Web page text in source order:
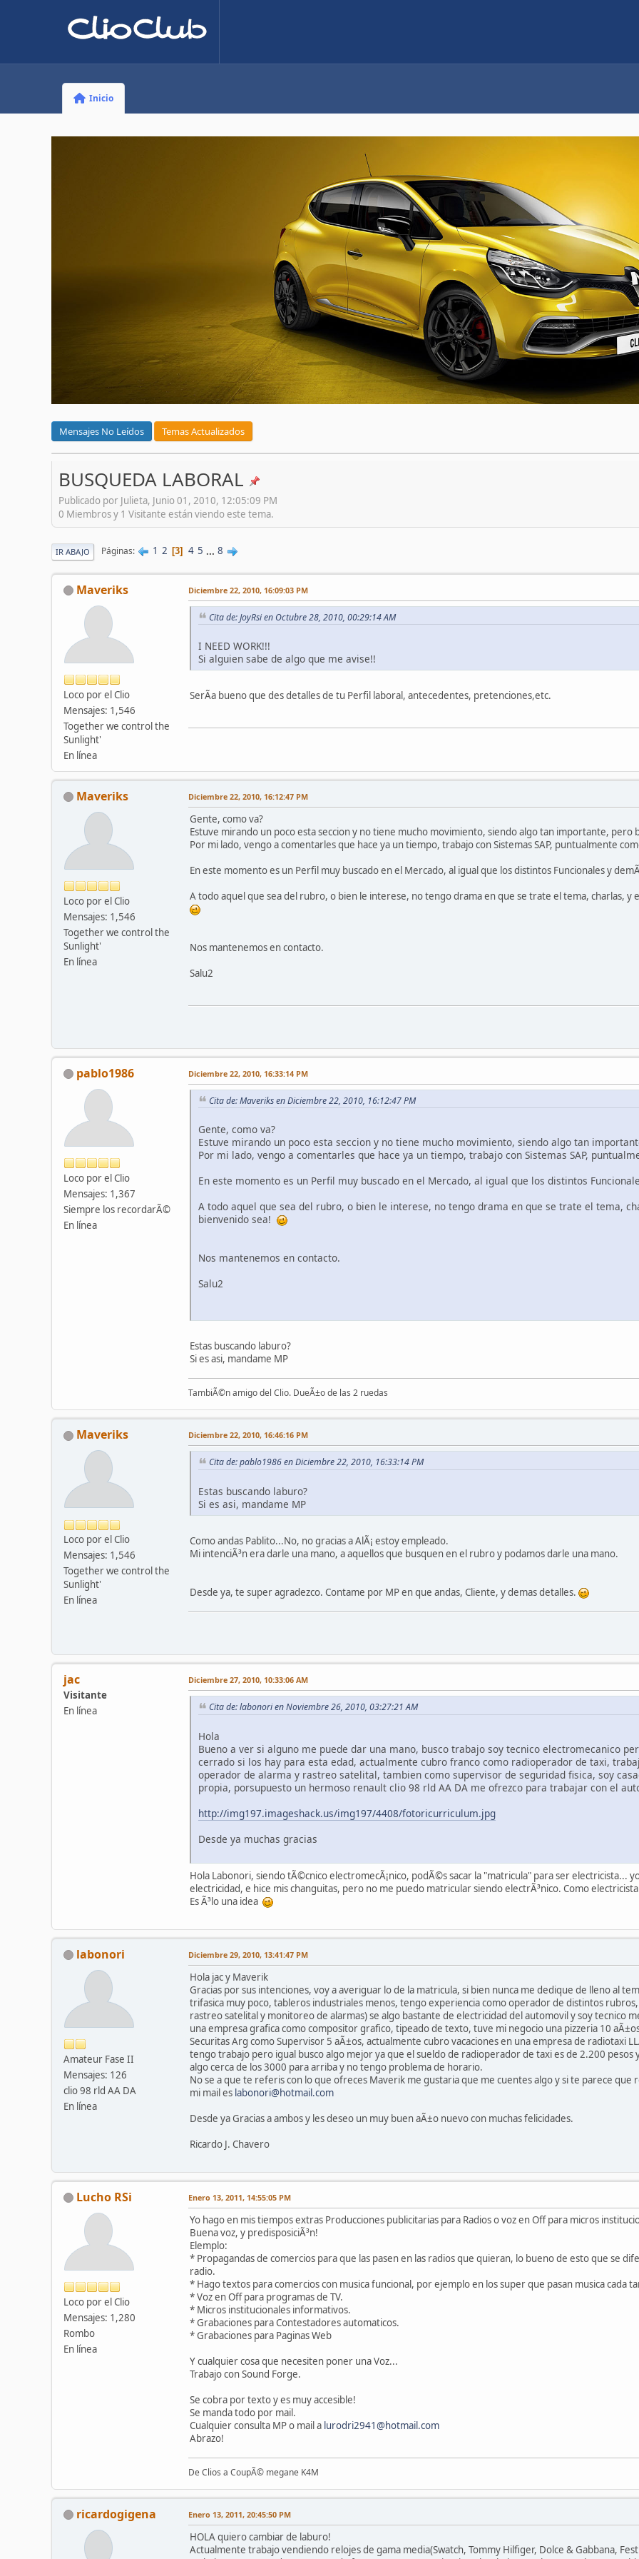
Inicio
Mensajes No Leídos Temas Actualizados
BUSQUEDA LABORAL
Publicado por Julieta, Junio 01, 2010, 12:05:09 PM
0 Miembros y 1 Visitante están viendo este tema.
IR ABAJO Páginas 1 2 3 4 5 ... 8
Maveriks
Loco por el Clio
Mensajes: 1,546
Together we control the
Sunlight'
En línea
Diciembre 22, 2010, 16:09:03 PM
Cita de: JoyRsi en Octubre 28, 2010, 00:29:14 AM
I NEED WORK!!!
Si alguien sabe de algo que me avise!!
SerÃ­a bueno que des detalles de tu Perfil laboral, antecedentes, pretenciones,etc.
Maveriks
Loco por el Clio
Mensajes: 1,546
Together we control the
Sunlight'
En línea
Diciembre 22, 2010, 16:12:47 PM
Gente, como va?
Estuve mirando un poco esta seccion y no tiene mucho movimiento, siendo algo tan importante, pero
Por mi lado, vengo a comentarles que hace ya un tiempo, trabajo con Sistemas SAP, puntualmente
En este momento es un Perfil muy buscado en el Mercado, al igual que los distintos Funcionales y
A todo aquel que sea del rubro, o bien le interese, no tengo drama en que se trate el tema, charlas,
Nos mantenemos en contacto.
Salu2
pablo1986
Loco por el Clio
Mensajes: 1,367
Siempre los recordarÃ©
En línea
Diciembre 22, 2010, 16:33:14 PM
Cita de: Maveriks en Diciembre 22, 2010, 16:12:47 PM
Gente, como va?
Estuve mirando un poco esta seccion y no tiene mucho movimiento, siendo algo tan
Por mi lado, vengo a comentarles que hace ya un tiempo, trabajo con Sistemas SAP,
En este momento es un Perfil muy buscado en el Mercado, al igual que los distintos
A todo aquel que sea del rubro, o bien le interese, no tengo drama en que se trate el tema,
bienvenido sea!
Nos mantenemos en contacto.
Salu2
Estas buscando laburo?
Si es asi, mandame MP
TambiÃ©n amigo del Clio. DueÃ±o de las 2 ruedas
Maveriks
Loco por el Clio
Mensajes: 1,546
Together we control the
Sunlight'
En línea
Diciembre 22, 2010, 16:46:16 PM
Cita de: pablo1986 en Diciembre 22, 2010, 16:33:14 PM
Estas buscando laburo?
Si es asi, mandame MP
Como andas Pablito...No, no gracias a AlÃ¡ estoy empleado.
Mi intenciÃ³n era darle una mano, a aquellos que busquen en el rubro y podamos darle una mano.
Desde ya, te super agradezco. Contame por MP en que andas, Cliente, y demas detalles.
jac
Visitante
En línea
Diciembre 27, 2010, 10:33:06 AM
Cita de: labonori en Noviembre 26, 2010, 03:27:21 AM
Hola
Bueno a ver si alguno me puede dar una mano, busco trabajo soy tecnico electromecanico
cerrado si los hay para esta edad, actualmente cubro franco como radioperador de taxi,
operador de alarma y rastreo satelital, tambien como supervisor de seguridad fisica, soy
propia, porsupuesto un hermoso renault clio 98 rld AA DA me ofrezco para trabajar con el
http://img197.imageshack.us/img197/4408/fotoricurriculum.jpg
Desde ya muchas gracias
Hola Labonori, siendo tÃ©cnico electromecÃ¡nico, podÃ©s sacar la "matricula" para ser electricista...
electricidad, e hice mis changuitas, pero no me puedo matricular siendo electrÃ³nico. Como
Es Ã³lo una idea
labonori
Amateur Fase II
Mensajes: 126
clio 98 rld AA DA
En línea
Diciembre 29, 2010, 13:41:47 PM
Hola jac y Maverik
Gracias por sus intenciones, voy a averiguar lo de la matricula, si bien nunca me dedique de lleno al
trifasica muy poco, tableros industriales menos, tengo experiencia como operador de distintos
rastreo satelital y monitoreo de alarmas) se algo bastante de electricidad del automovil y soy tecnico
una empresa grafica como compositor grafico, tipeado de texto, tuve mi negocio una pizzeria 10
Securitas Arg como Supervisor 5 aÃ±os, actualmente cubro vacaciones en una empresa de radiotaxi
tengo trabajo pero igual busco algo mejor ya que el sueldo de radioperador de taxi es de 2.200 pesos
algo cerca de los 3000 para arriba y no tengo problema de horario.
No se a que te referis con lo que ofreces Maverik me gustaria que me cuentes algo y si te parece que
mi mail es labonori@hotmail.com
Desde ya Gracias a ambos y les deseo un muy buen aÃ±o nuevo con muchas felicidades.
Ricardo J. Chavero
Lucho RSi
Loco por el Clio
Mensajes: 1,280
Rombo
En línea
Enero 13, 2011, 14:55:05 PM
Yo hago en mis tiempos extras Producciones publicitarias para Radios o voz en Off para micros
Buena voz, y predisposiciÃ³n!
Elemplo:
* Propagandas de comercios para que las pasen en las radios que quieran, lo bueno de esto que se
radio.
* Hago textos para comercios con musica funcional, por ejemplo en los super que pasan musica cada
* Voz en Off para programas de TV.
* Micros institucionales informativos.
* Grabaciones para Contestadores automaticos.
* Grabaciones para Paginas Web
Y cualquier cosa que necesiten poner una Voz...
Trabajo con Sound Forge.
Se cobra por texto y es muy accesible!
Se manda todo por mail.
Cualquier consulta MP o mail a lurodri2941@hotmail.com
Abrazo!
De Clios a CoupÃ© megane K4M
ricardogigena Enero 13, 2011, 20:45:50 PM
HOLA quiero cambiar de laburo!
Actualmente trabajo vendiendo relojes de gama media(Swatch, Tommy Hilfiger, Dolce & Gabbana,